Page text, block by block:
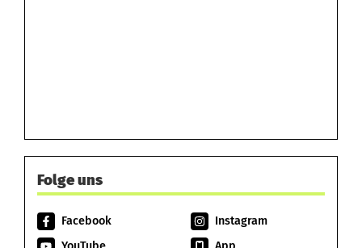
Folge uns
Facebook
Instagram